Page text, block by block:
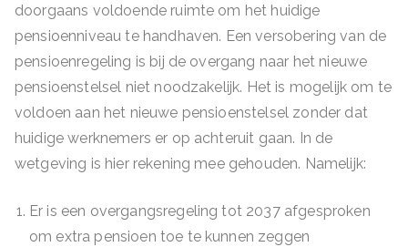
doorgaans voldoende ruimte om het huidige
pensioenniveau te handhaven. Een versobering van de
pensioenregeling is bij de overgang naar het nieuwe
pensioenstelsel niet noodzakelijk. Het is mogelijk om te
voldoen aan het nieuwe pensioenstelsel zonder dat
huidige werknemers er op achteruit gaan. In de
wetgeving is hier rekening mee gehouden. Namelijk:
Er is een overgangsregeling tot 2037 afgesproken
om extra pensioen toe te kunnen zeggen